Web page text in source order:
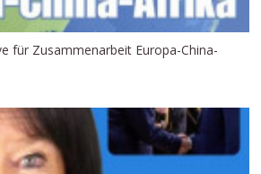
für Zusammenarbeit Europa-China-